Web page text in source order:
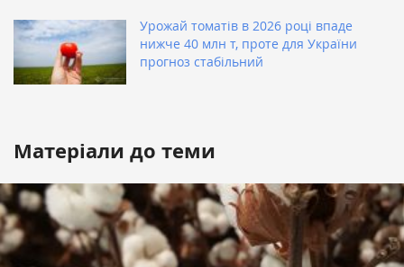
Урожай томатів в 2026 році впаде
нижче 40 млн т, проте для України
прогноз стабільний
Матеріали до теми